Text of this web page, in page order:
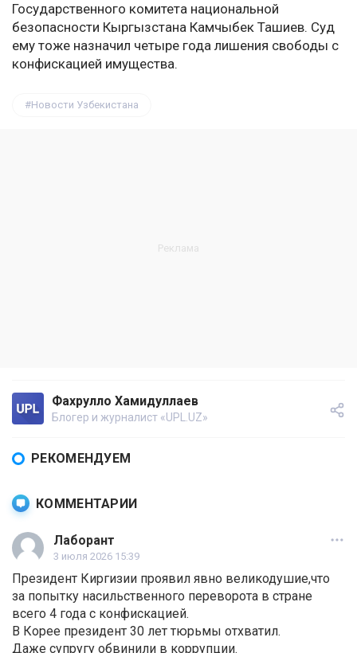
Государственного комитета национальной
безопасности Кыргызстана Камчыбек Ташиев. Суд
ему тоже назначил четыре года лишения свободы с
конфискацией имущества.
Новости Узбекистана
Фахрулло Хамидуллаев
Блогер и журналист «UPL.UZ»
РЕКОМЕНДУЕМ
КОММЕНТАРИИ
Лаборант
3 июля 2026 15:39
Президент Киргизии проявил явно великодушие,что
за попытку насильственного переворота в стране
всего 4 года с конфискацией.
В Корее президент 30 лет тюрьмы отхватил.
Даже супругу обвинили в коррупции.